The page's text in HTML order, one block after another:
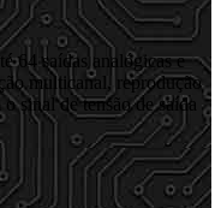
64 saídas analógicas e
multicanal, reprodução
sinal de tensão de saída